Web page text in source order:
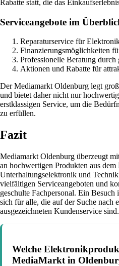
Rabatte statt, die das
Serviceangebote im
Reparaturservice für
Finanzierungsmöglichkeiten
Professionelle Beratung durch
Aktionen und Rabatte für
Der Mediamarkt Oldenburg legt
und bietet daher nicht nur
erstklassigen Service, um die
zu erfüllen.
Fazit
Mediamarkt Oldenburg überzeugt
an hochwertigen Produkten aus dem
Unterhaltungselektronik und
vielfältigen Serviceangeboten und
geschulte Fachpersonal. Ein
sich für alle, die auf der Suche nach
ausgezeichneten Kundenservice sind.
Welche
MediaMarkt in